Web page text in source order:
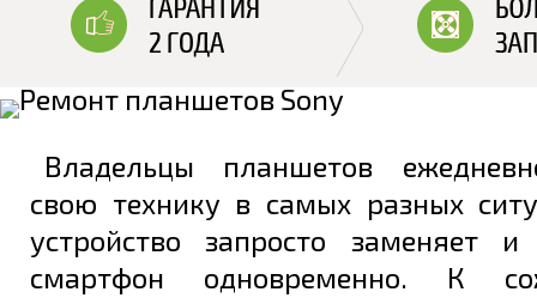
Владельцы планшетов
свою технику в самых разных
устройство запросто заменяет
смартфон одновременно. К